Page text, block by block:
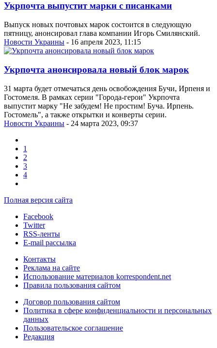
Укрпочта выпустит марки с писанками
Выпуск новых почтовых марок состоится в следующую
пятницу, анонсировал глава компании Игорь Смилянский.
Новости Украины - 16 апреля 2023, 11:15
Укрпочта анонсировала новый блок марок
31 марта будет отмечаться день освобождения Бучи, Ирпеня и
Гостомеля. В рамках серии "Города-герои" Укрпочта
выпустит марку "Не забудем! Не простим! Буча. Ирпень.
Гостомель", а также открытки и конверты серии.
Новости Украины - 24 марта 2023, 09:37
1
2
3
4
Полная версия сайта
Facebook
Twitter
RSS-ленты
E-mail рассылка
Контакты
Реклама на сайте
Использование материалов korrespondent.net
Правила пользования сайтом
Договор пользования сайтом
Политика в сфере конфиденциальности и персональных
данных
Пользовательское соглашение
Редакция